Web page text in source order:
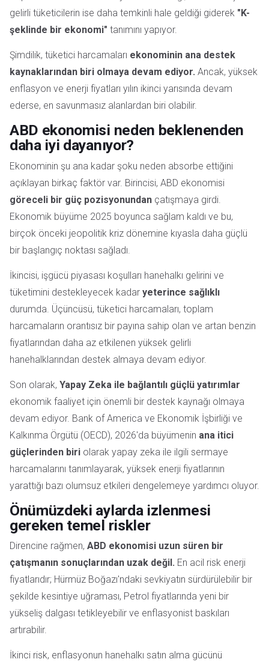
gelirli tüketicilerin ise daha temkinli hale geldiği giderek "K-
şeklinde bir ekonomi" tanımını yapıyor.
Şimdilik, tüketici harcamaları ekonominin ana destek
kaynaklarından biri olmaya devam ediyor. Ancak, yüksek
enflasyon ve enerji fiyatları yılın ikinci yarısında devam
ederse, en savunmasız alanlardan biri olabilir.
ABD ekonomisi neden beklenenden
daha iyi dayanıyor?
Ekonominin şu ana kadar şoku neden absorbe ettiğini
açıklayan birkaç faktör var. Birincisi, ABD ekonomisi
göreceli bir güç pozisyonundan çatışmaya girdi.
Ekonomik büyüme 2025 boyunca sağlam kaldı ve bu,
birçok önceki jeopolitik kriz dönemine kıyasla daha güçlü
bir başlangıç noktası sağladı.
İkincisi, işgücü piyasası koşulları hanehalkı gelirini ve
tüketimini destekleyecek kadar yeterince sağlıklı
durumda. Üçüncüsü, tüketici harcamaları, toplam
harcamaların orantısız bir payına sahip olan ve artan benzin
fiyatlarından daha az etkilenen yüksek gelirli
hanehalklarından destek almaya devam ediyor.
Son olarak, Yapay Zeka ile bağlantılı güçlü yatırımlar
ekonomik faaliyet için önemli bir destek kaynağı olmaya
devam ediyor. Bank of America ve Ekonomik İşbirliği ve
Kalkınma Örgütü (OECD), 2026'da büyümenin ana itici
güçlerinden biri olarak yapay zeka ile ilgili sermaye
harcamalarını tanımlayarak, yüksek enerji fiyatlarının
yarattığı bazı olumsuz etkileri dengelemeye yardımcı oluyor.
Önümüzdeki aylarda izlenmesi
gereken temel riskler
Direncine rağmen, ABD ekonomisi uzun süren bir
çatışmanın sonuçlarından uzak değil. En acil risk enerji
fiyatlarıdır; Hürmüz Boğazı'ndaki sevkiyatın sürdürülebilir bir
şekilde kesintiye uğraması, Petrol fiyatlarında yeni bir
yükseliş dalgası tetikleyebilir ve enflasyonist baskıları
artırabilir.
İkinci risk, enflasyonun hanehalkı satın alma gücünü